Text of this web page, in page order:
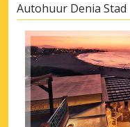
Autohuur Denia Stad